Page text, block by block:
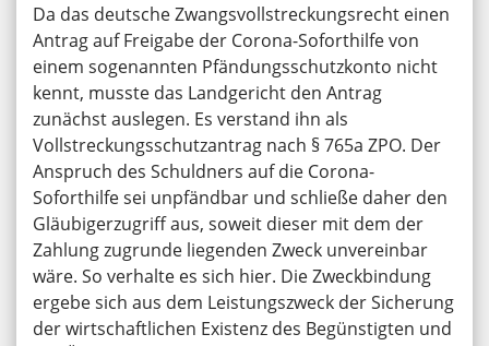
Da das deutsche Zwangsvollstreckungsrecht einen
Antrag auf Freigabe der Corona-Soforthilfe von
einem sogenannten Pfändungsschutzkonto nicht
kennt, musste das Landgericht den Antrag
zunächst auslegen. Es verstand ihn als
Vollstreckungsschutzantrag nach § 765a ZPO. Der
Anspruch des Schuldners auf die Corona-
Soforthilfe sei unpfändbar und schließe daher den
Gläubigerzugriff aus, soweit dieser mit dem der
Zahlung zugrunde liegenden Zweck unvereinbar
wäre. So verhalte es sich hier. Die Zweckbindung
ergebe sich aus dem Leistungszweck der Sicherung
der wirtschaftlichen Existenz des Begünstigten und